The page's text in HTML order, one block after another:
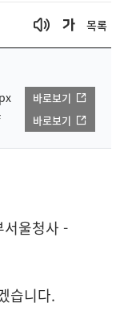
목록
바로보기
바로보기
울청사 -
습니다.